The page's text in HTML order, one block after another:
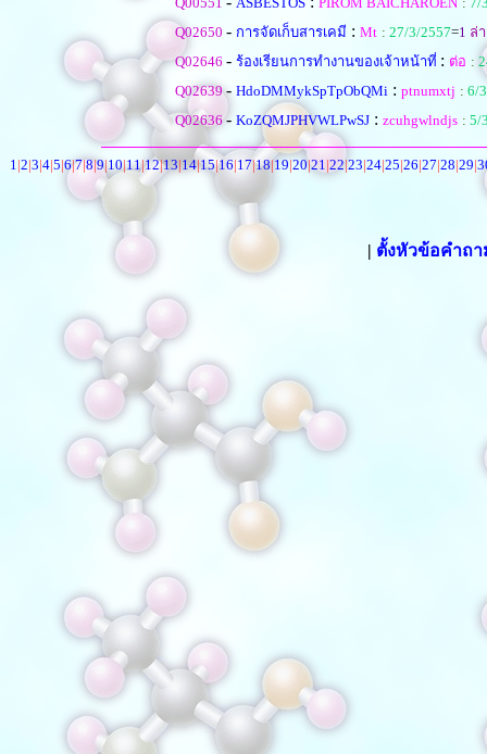
Q02650 - การจัดเก็บสารเคมี : Mt : 27/3/2557=1 ล่
Q02646 - ร้องเรียนการทำงานของเจ้าหน้าที่ : ต่อ :
Q02639- HdoDMMykSpTpObQMi : ptnumxtj : 6/
Q02636 - KoZQMJPHVWLPwSJ : zcuhgwlndjs : 5/
1|2|3|4|5|6|7|8|9|10|11|12|13|14|15|16|17|18|19|20|21|22|23|24|25|26|27|28|29|
| ตั้งหัวข้อคำถ